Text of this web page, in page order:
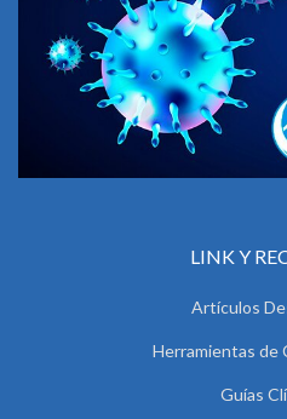
LINK Y
Artículos
Herramientas de
Guías